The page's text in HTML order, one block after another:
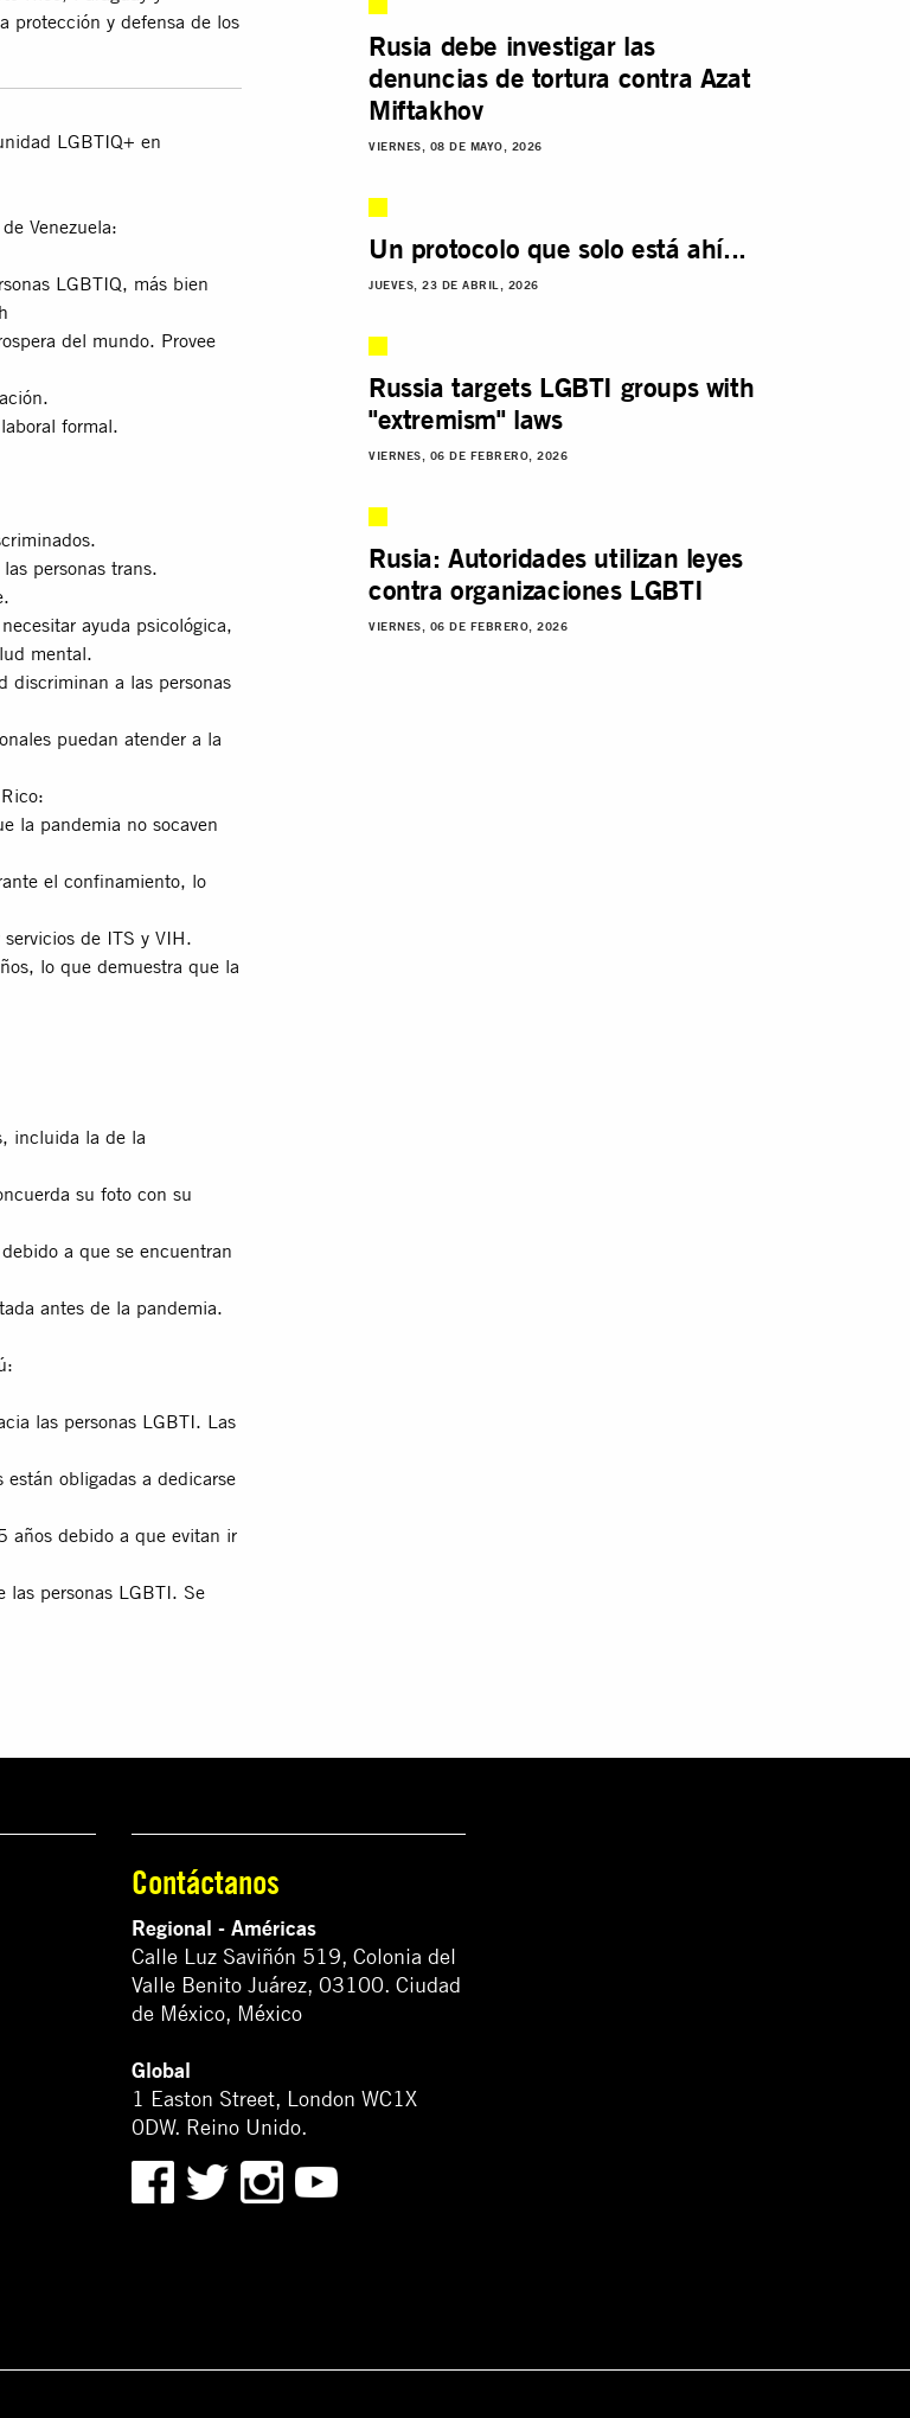
protección y defensa de los
LGBTIQ+ en
Venezuela:
LGBTIQ, más bien
del mundo. Provee
formal.
personas trans.
ayuda psicológica,
mental.
discriminan a las personas
puedan atender a la
la pandemia no socaven
el confinamiento, lo
de ITS y VIH.
lo que demuestra que la
incluida la de la
su foto con su
a que se encuentran
antes de la pandemia.
las personas LGBTI. Las
obligadas a dedicarse
años debido a que evitan ir
las personas LGBTI. Se
Rusia debe investigar las
denuncias de tortura contra Azat
Miftakhov
VIERNES, 08 DE MAYO, 2026
Un protocolo que solo está ahí...
JUEVES, 23 DE ABRIL, 2026
Russia targets LGBTI groups with
"extremism" laws
VIERNES, 06 DE FEBRERO, 2026
Rusia: Autoridades utilizan leyes
contra organizaciones LGBTI
VIERNES, 06 DE FEBRERO, 2026
Contáctanos
Regional - Américas
Calle Luz Saviñón 519, Colonia del
Valle Benito Juárez, 03100. Ciudad
de México, México
Global
1 Easton Street, London WC1X
0DW. Reino Unido.